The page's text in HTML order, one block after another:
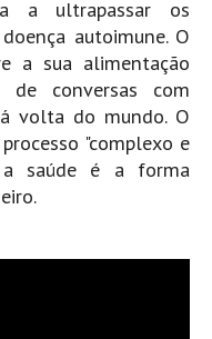
a ultrapassar os
autoimune. O
a sua alimentação
conversas com
volta do mundo. O
"complexo e
a saúde é a forma